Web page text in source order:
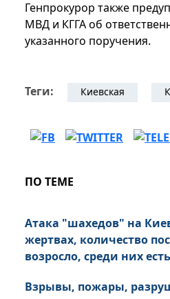
Генпрокурор также
МВД и КГГА об
указанного поручения.
Теги: Киевская
ПО ТЕМЕ
Атака "шахедов" на
жертвах, количество
возросло, среди них
Взрывы, пожары,